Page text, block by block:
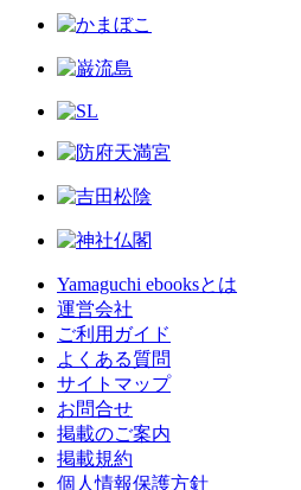
Yamaguchi ebooksとは
運営会社
ご利用ガイド
よくある質問
サイトマップ
お問合せ
掲載のご案内
掲載規約
個人情報保護方針